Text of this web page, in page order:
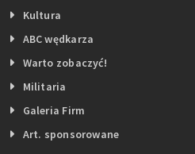
Kultura
ABC wędkarza
Warto zobaczyć!
Militaria
Galeria Firm
Art. sponsorowane